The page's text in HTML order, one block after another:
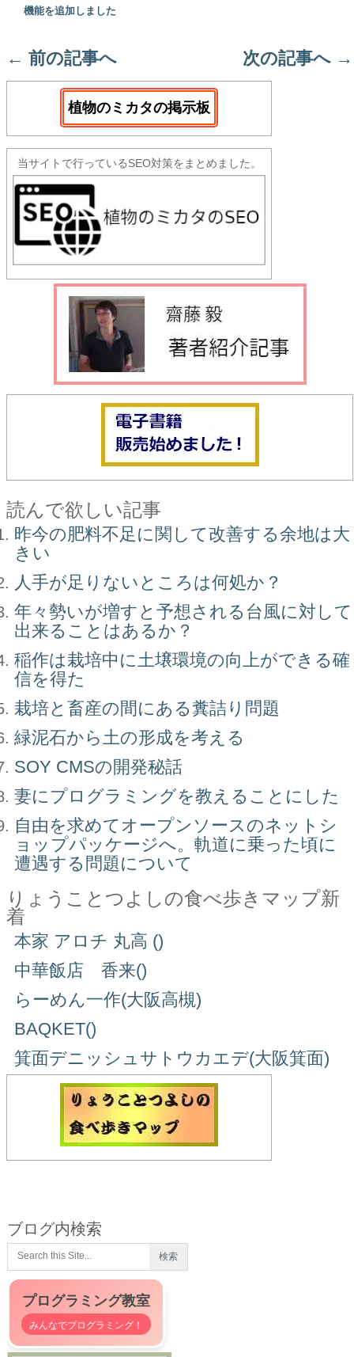
機能を追加しました
← 前の記事へ 次の記事へ →
植物のミカタの掲示板
当サイトで行っているSEO対策をまとめました。
読んで欲しい記事
昨今の肥料不足に関して改善する余地は大
きい
人手が足りないところは何処か？
年々勢いが増すと予想される台風に対して
出来ることはあるか？
稲作は栽培中に土壌環境の向上ができる確
信を得た
栽培と畜産の間にある糞詰り問題
緑泥石から土の形成を考える
SOY CMSの開発秘話
妻にプログラミングを教えることにした
自由を求めてオープンソースのネットシ
ョップパッケージへ。軌道に乗った頃に
遭遇する問題について
りょうことつよしの食べ歩きマップ新
着
本家 アロチ 丸高 ()
中華飯店 香来()
らーめん一作(大阪高槻)
BAQKET()
箕面デニッシュサトウカエデ(大阪箕面)
ブログ内検索
プログラミング教室
みんなでプログラミング！